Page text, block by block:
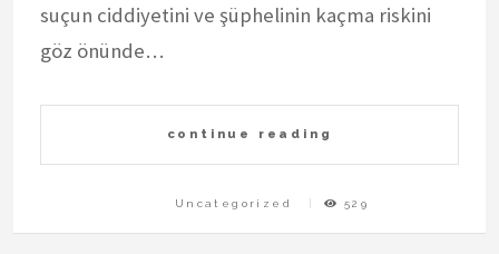
suçun ciddiyetini ve şüphelinin kaçma riskini
göz önünde…
continue reading
Uncategorized 529